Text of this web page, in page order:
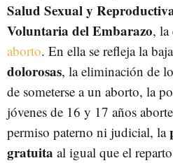
Salud Sexual y
Voluntaria del Embarazo, la
aborto. En ella se refleja la
dolorosas, la eliminación de
de someterse a un aborto, la
jóvenes de 16 y 17 años
permiso paterno ni judicial, la
gratuita al igual que el